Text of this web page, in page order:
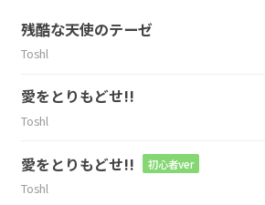
残酷な天使のテーゼ
Toshl
愛をとりもどせ!!
Toshl
愛をとりもどせ!! 初心者ver
Toshl